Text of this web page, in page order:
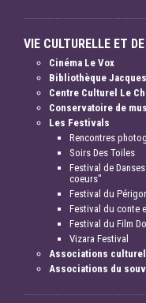
VIE CULTURELLE ET
Cinéma Le Vox
Bibliothèque Jacques
Centre Culturel Le
Conservatoire de
Les Festivals
Rencontres
Soirs Des Toiles
Festival de
coeurs"
Festival du
Festival du conte
Festival du Film
Vizara Festival
Associations
Associations du